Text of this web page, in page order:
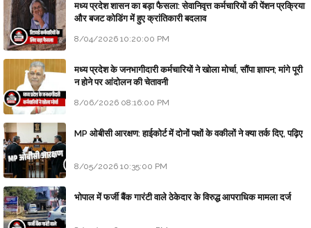
मध्य प्रदेश शासन का बड़ा फैसला: सेवानिवृत्त कर्मचारियों की पेंशन प्रक्रिया
और बजट कोडिंग में हुए क्रांतिकारी बदलाव
8/04/2026 10:20:00 PM
मध्य प्रदेश के जनभागीदारी कर्मचारियों ने खोला मोर्चा, सौंपा ज्ञापन; मांगे पूरी
न होने पर आंदोलन की चेतावनी
8/06/2026 08:16:00 PM
MP ओबीसी आरक्षण: हाईकोर्ट में दोनों पक्षों के वकीलों ने क्या तर्क दिए, पढ़िए
8/05/2026 10:35:00 PM
भोपाल में फर्जी बैंक गारंटी वाले ठेकेदार के विरुद्ध आपराधिक मामला दर्ज